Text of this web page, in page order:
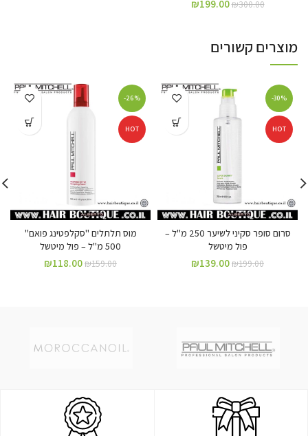
₪300.00
₪199.00
מוצרים קשורים
-30%
HOT
סרום סופר סקיני לשיער 250 מ"ל –
פול מיטשל
₪199.00
₪139.00
-26%
HOT
מוס תלתלים "סקלפטינג פואם"
500 מ"ל – פול מיטשל
₪159.00
₪118.00